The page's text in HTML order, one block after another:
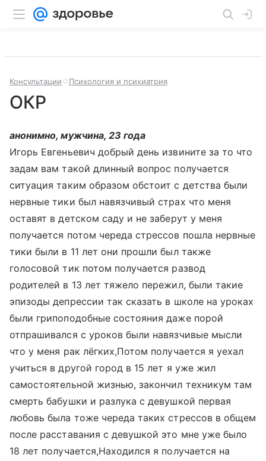
Консультации Психология и психиатрия
ОКР
анонимно, мужчина, 23 года
Игорь Евгеньевич добрый день извините за то что
задам вам такой длинный вопрос получается
ситуация таким образом обстоит с детства были
нервные тики был навязчивый страх что меня
оставят в детском саду и не заберут у меня
получается потом череда стрессов пошла нервные
тики были в 11 лет они прошли был также
голосовой тик потом получается развод
родителей в 13 лет тяжело пережил, были такие
эпизоды депрессии так сказать в школе на уроках
были грипоподобные состояния даже порой
отпрашивался с уроков были навязчивые мысли
что у меня рак лёгких,Потом получается я уехал
учиться в другой город в 15 лет я уже жил
самостоятельной жизнью, закончил техникум там
смерть бабушки и разлука с девушкой первая
любовь была тоже череда таких стрессов в общем
после расставания с девушкой это мне уже было
18 лет получается,Находился я получается на